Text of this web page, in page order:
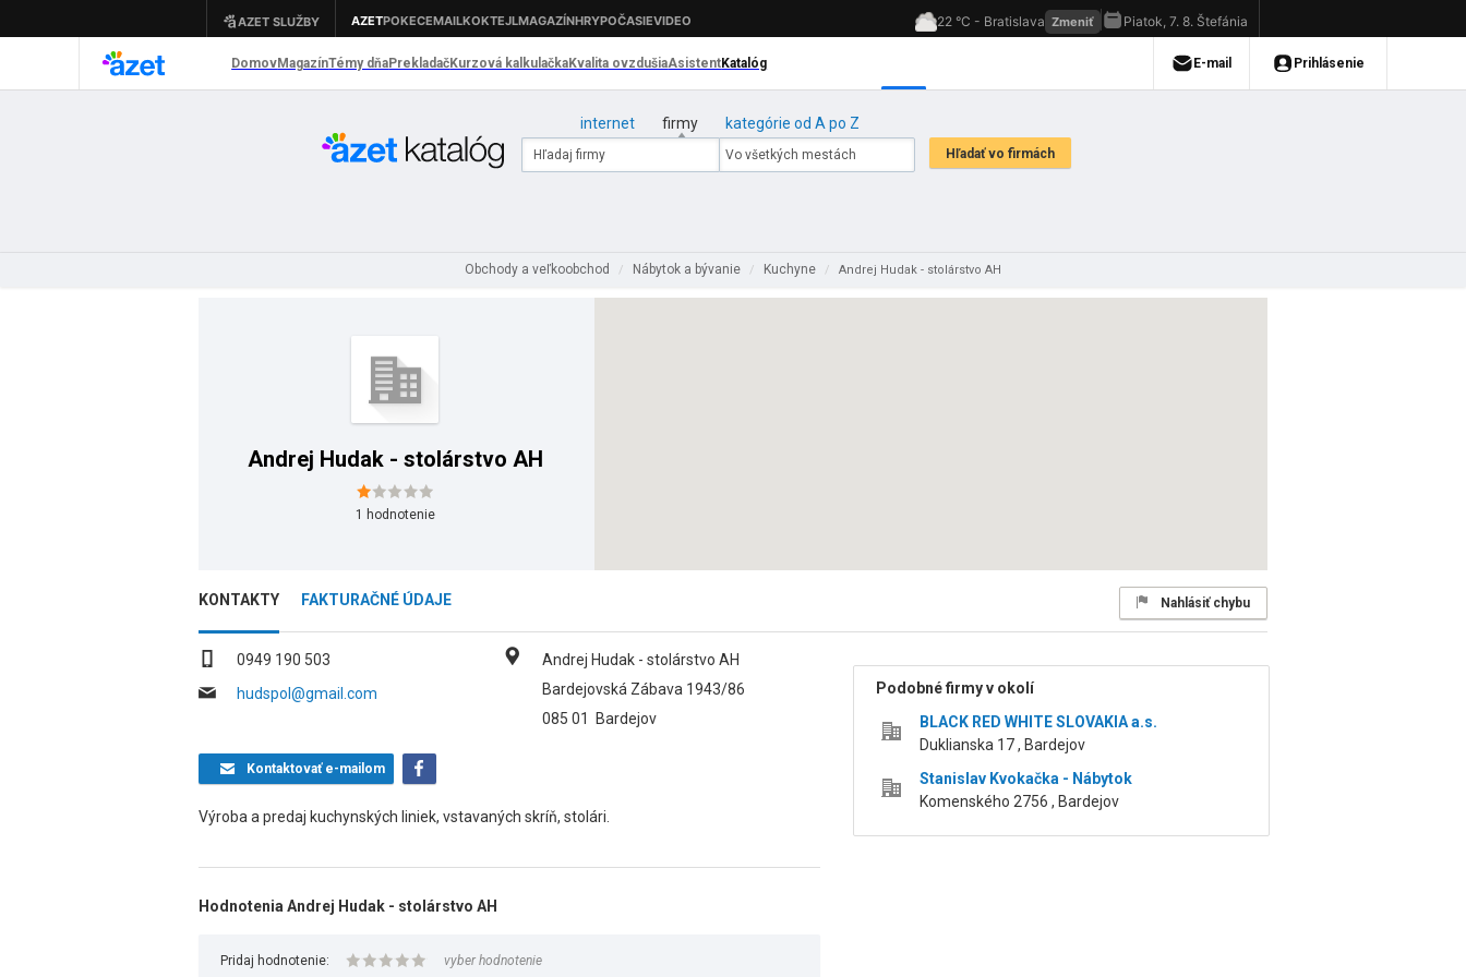
internet firmy kategórie od A po Z
Obchody a veľkoobchod / Nábytok a bývanie / Kuchyne / Andrej Hudak - stolárstvo AH
Andrej Hudak - stolárstvo AH
1 hodnotenie
KONTAKTY FAKTURAČNÉ ÚDAJE Nahlásiť chybu
0949 190 503
hudspol@gmail.com
Andrej Hudak - stolárstvo AH
Bardejovská Zábava 1943/86
085 01
Bardejov
Kontaktovaťe-mailom
Výroba a predaj kuchynských liniek, vstavaných skríň, stolári.
Hodnotenia Andrej Hudak - stolárstvo AH
Pridaj hodnotenie: vyber hodnotenie
Podobné firmy v okolí
BLACK RED WHITE SLOVAKIA a.s.
Duklianska 17 , Bardejov
Stanislav Kvokačka - Nábytok
Komenského 2756 , Bardejov